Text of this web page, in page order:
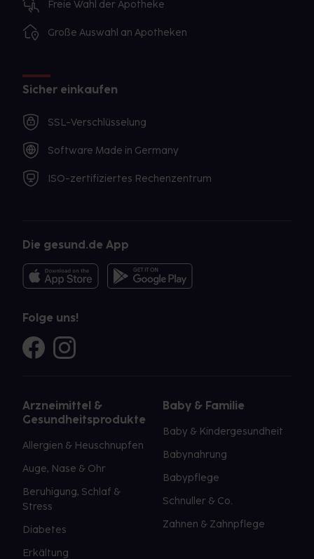
Freie Wahl der Apotheke
Große Auswahl an Apotheken
Sicher einkaufen
SSL-Verschlüsselung
Software Made in Germany
ISO-zertifiziertes Rechenzentrum
Die gesund.de App
Folge uns!
Arzneimittel &
Gesundheitsprodukte
Allergien & Heuschnupfen
Auge, Nase & Ohr
Beruhigung, Schlaf &
Stress
Diabetes
Erkältung
Baby & Familie
Baby & Kindergesundheit
Babynahrung
Babypflege
Schnuller & Co.
Zahnen & Zahnpflege